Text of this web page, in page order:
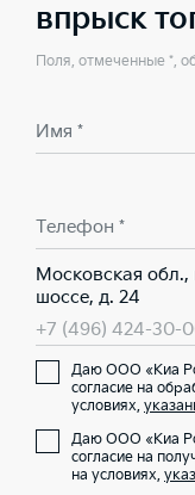
впрыск
Поля, отмеченные *,
Имя *
Телефон *
Московская
шоссе, д. 24
+7 (496) 424-30-
Даю ООО «Киа
согласие на
условиях,
Даю ООО «Киа
согласие на
на условиях,